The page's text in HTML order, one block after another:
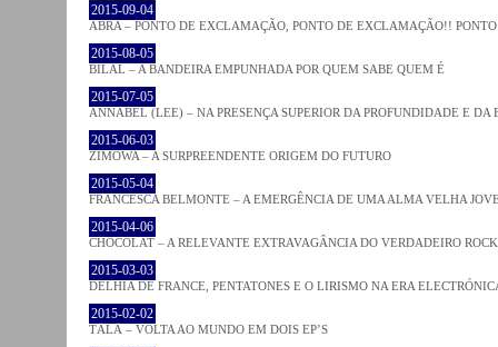
2015-09-04
ABRA – PONTO DE EXCLAMAÇÃO, PONTO DE EXCLAMAÇÃO!!
2015-08-05
BILAL – A BANDEIRA EMPUNHADA POR QUEM SABE QUEM É
2015-07-05
ANNABEL (LEE) – NA PRESENÇA SUPERIOR DA PROFUNDIDADE E DA
2015-06-03
ZIMOWA – A SURPREENDENTE ORIGEM DO FUTURO
2015-05-04
FRANCESCA BELMONTE – A EMERGÊNCIA DE UMA ALMA VELHA
2015-04-06
CHOCOLAT – A RELEVANTE EXTRAVAGÂNCIA DO VERDADEIRO ROCK
2015-03-03
DELHIA DE FRANCE, PENTATONES E O LIRISMO NA ERA
2015-02-02
TĀLĀ – VOLTA AO MUNDO EM DOIS EP’S